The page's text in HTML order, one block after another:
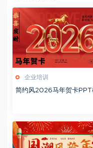
企业培训
简约风2026马年贺卡PPT